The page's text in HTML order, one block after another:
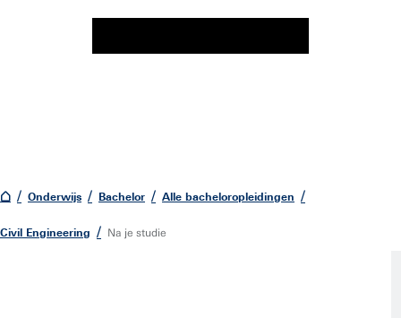
Onderwijs Bachelor Alle bacheloropleidingen
Civil Engineering Na je studie